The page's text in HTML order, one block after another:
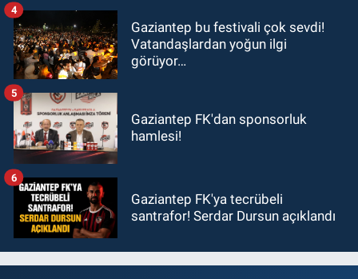
Gaziantep bu festivali çok sevdi!
Vatandaşlardan yoğun ilgi
görüyor…
4
Gaziantep FK'dan sponsorluk
hamlesi!
5
Gaziantep FK'ya tecrübeli
santrafor! Serdar Dursun açıklandı
6